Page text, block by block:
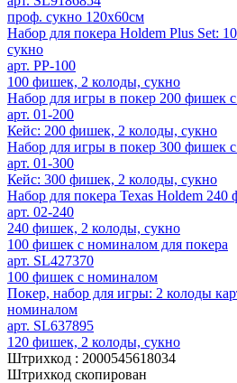
проф. сукно 120х60см
Набор для покера Holdem Plus Set:
сукно
арт. PP-100
100 фишек, 2 колоды, сукно
Набор для игры в покер 200 фишек
арт. 01-200
Кейс: 200 фишек, 2 колоды, сукно
Набор для игры в покер 300 фишек
арт. 01-300
Кейс: 300 фишек, 2 колоды, сукно
Набор для покера Texas Holdem 240
арт. 02-240
240 фишек, 2 колоды, сукно
100 фишек с номиналом для покера
арт. SL427370
100 фишек с номиналом
Покер, набор для игры: 2 колоды
номиналом
арт. SL637895
120 фишек, 2 колоды, сукно
Штрихкод : 2000545618034
Штрихкод скопирован